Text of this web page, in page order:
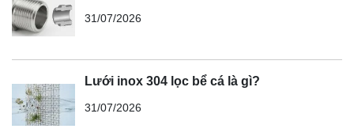
31/07/2026
Lưới inox 304 lọc bể cá là gì?
31/07/2026